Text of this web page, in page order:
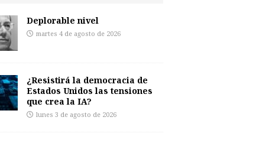
Deplorable nivel
martes 4 de agosto de 2026
¿Resistirá la democracia de
Estados Unidos las tensiones
que crea la IA?
lunes 3 de agosto de 2026